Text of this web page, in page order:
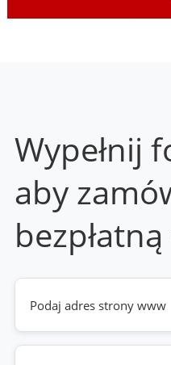
Wypełnij
aby
Twoja
strona
www
(wymagane)
Telefon